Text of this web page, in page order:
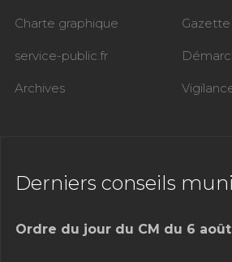
Charte graphique Gazette
service-public.fr
Archives
Derniers conseils
Ordre du jour du CM du 6